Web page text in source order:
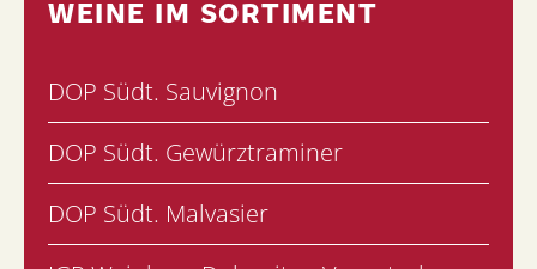
WEINE IM SORTIMENT
DOP Südt. Sauvignon
DOP Südt. Gewürztraminer
DOP Südt. Malvasier